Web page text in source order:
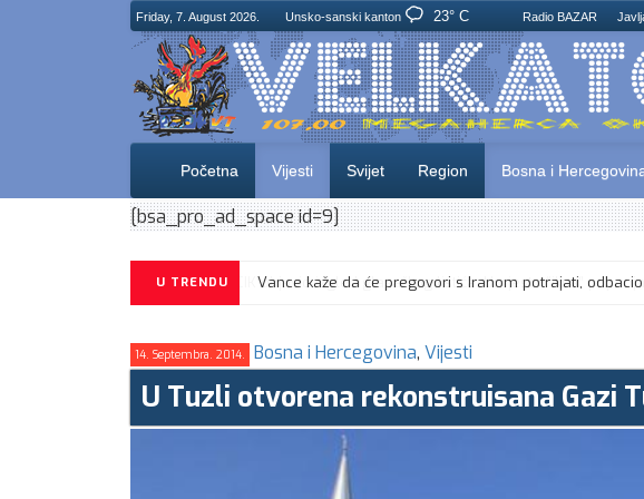
Friday, 7. August 2026. Unsko-sanski kanton 23° C Radio BAZAR
Početna Vijesti Svijet Region Bosna i
[bsa_pro_ad_space id=9]
U TRENDU CIK objavio izgled glasačkog listića: Umjesto “iksa”
14. Septembra. 2014. Bosna i Hercegovina, Vijesti
U Tuzli otvorena rekonstruisana Gazi